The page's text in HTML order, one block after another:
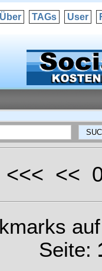
Über TAGs User
<<< <<
Seite: